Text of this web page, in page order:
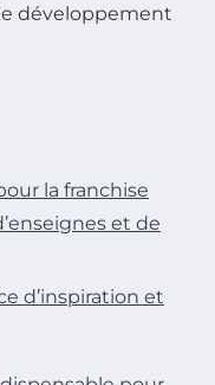
développement
la franchise
et de
d’inspiration et